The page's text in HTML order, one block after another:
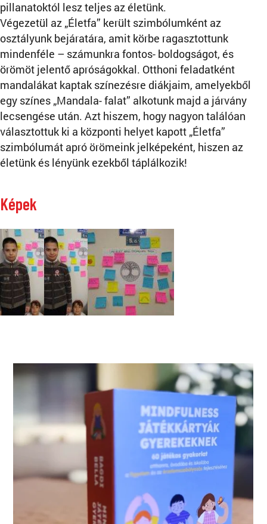
pillanatoktól lesz teljes az életünk.
Végezetül az „Életfa” került szimbólumként az
osztályunk bejáratára, amit körbe ragasztottunk
mindenféle – számunkra fontos- boldogságot, és
örömöt jelentő apróságokkal. Otthoni feladatként
mandalákat kaptak színezésre diákjaim, amelyekből
egy színes „Mandala- falat” alkotunk majd a járvány
lecsengése után. Azt hiszem, hogy nagyon találóan
választottuk ki a központi helyet kapott „Életfa”
szimbólumát apró örömeink jelképeként, hiszen az
életünk és lényünk ezekből táplálkozik!
Képek